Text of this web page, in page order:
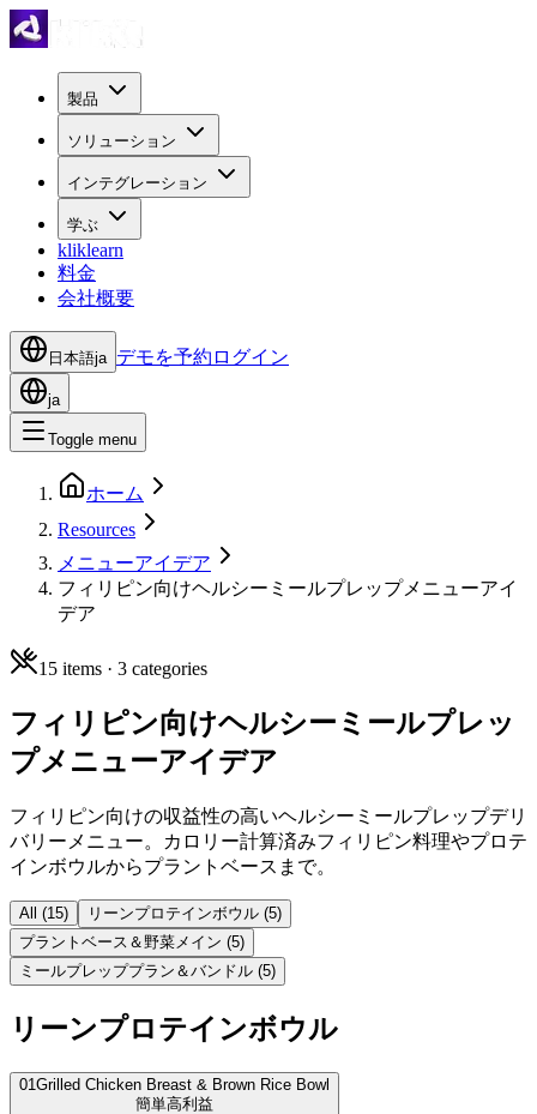
製品
ソリューション
インテグレーション
学ぶ
kliklearn
料金
会社概要
日本語ja デモを予約 ログイン
ja
Toggle menu
ホーム
Resources
メニューアイデア
フィリピン向けヘルシーミールプレップメニューアイ
デア
15 items · 3 categories
フィリピン向けヘルシーミールプレッ
プメニューアイデア
フィリピン向けの収益性の高いヘルシーミールプレップデリ
バリーメニュー。カロリー計算済みフィリピン料理やプロテ
インボウルからプラントベースまで。
All (15) リーンプロテインボウル (5)
プラントベース＆野菜メイン (5)
ミールプレッププラン＆バンドル (5)
リーンプロテインボウル
01Grilled Chicken Breast & Brown Rice Bowl
簡単高利益